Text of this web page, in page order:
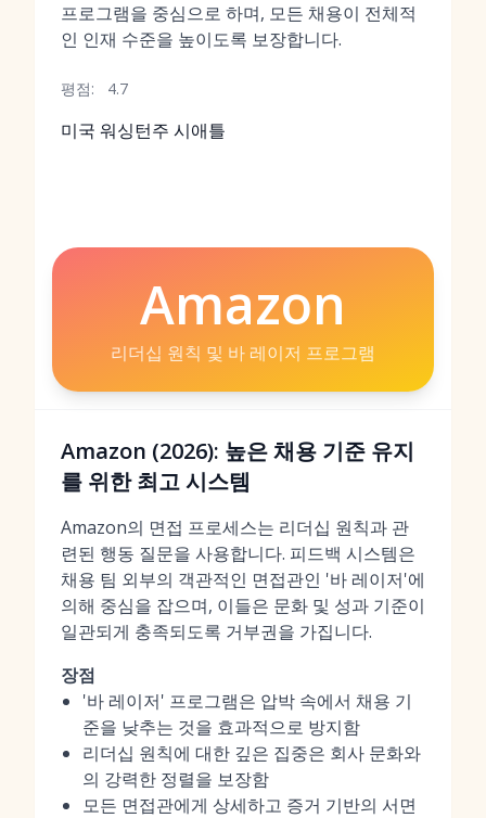
프로그램을 중심으로 하며, 모든 채용이 전체적
인 인재 수준을 높이도록 보장합니다.
평점: 4.7
미국 워싱턴주 시애틀
Amazon
리더십 원칙 및 바 레이저 프로그램
Amazon (2026): 높은 채용 기준 유지
를 위한 최고 시스템
Amazon의 면접 프로세스는 리더십 원칙과 관
련된 행동 질문을 사용합니다. 피드백 시스템은
채용 팀 외부의 객관적인 면접관인 '바 레이저'에
의해 중심을 잡으며, 이들은 문화 및 성과 기준이
일관되게 충족되도록 거부권을 가집니다.
장점
'바 레이저' 프로그램은 압박 속에서 채용 기
준을 낮추는 것을 효과적으로 방지함
리더십 원칙에 대한 깊은 집중은 회사 문화와
의 강력한 정렬을 보장함
모든 면접관에게 상세하고 증거 기반의 서면